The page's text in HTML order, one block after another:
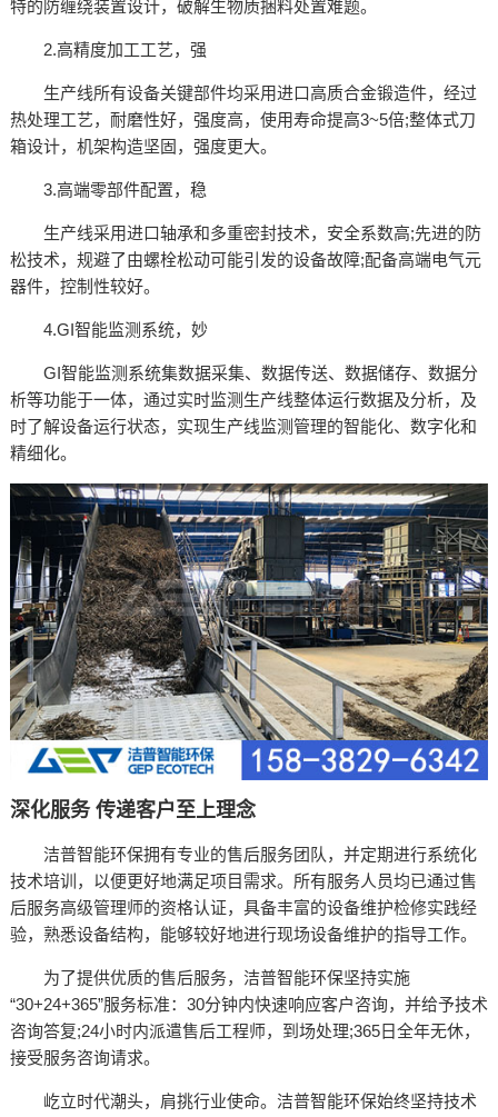
特的防缠绕装置设计，破解生物质捆料处置难题。
2.高精度加工工艺，强
生产线所有设备关键部件均采用进口高质合金锻造件，经过
热处理工艺，耐磨性好，强度高，使用寿命提高3~5倍;整体式刀
箱设计，机架构造坚固，强度更大。
3.高端零部件配置，稳
生产线采用进口轴承和多重密封技术，安全系数高;先进的防
松技术，规避了由螺栓松动可能引发的设备故障;配备高端电气元
器件，控制性较好。
4.GI智能监测系统，妙
GI智能监测系统集数据采集、数据传送、数据储存、数据分
析等功能于一体，通过实时监测生产线整体运行数据及分析，及
时了解设备运行状态，实现生产线监测管理的智能化、数字化和
精细化。
深化服务 传递客户至上理念
洁普智能环保拥有专业的售后服务团队，并定期进行系统化
技术培训，以便更好地满足项目需求。所有服务人员均已通过售
后服务高级管理师的资格认证，具备丰富的设备维护检修实践经
验，熟悉设备结构，能够较好地进行现场设备维护的指导工作。
为了提供优质的售后服务，洁普智能环保坚持实施
“30+24+365”服务标准：30分钟内快速响应客户咨询，并给予技术
咨询答复;24小时内派遣售后工程师，到场处理;365日全年无休，
接受服务咨询请求。
屹立时代潮头，肩挑行业使命。洁普智能环保始终坚持技术